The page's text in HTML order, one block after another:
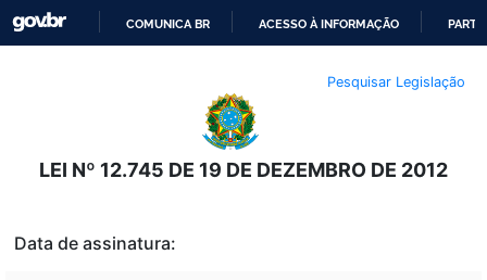
O
CONTEÚDO
COMUNICA BR ACESSO À INFORMAÇÃO
Pesquisar Legislação
LEI Nº 12.745 DE 19 DE DEZEMBRO DE 2012
Data de assinatura: